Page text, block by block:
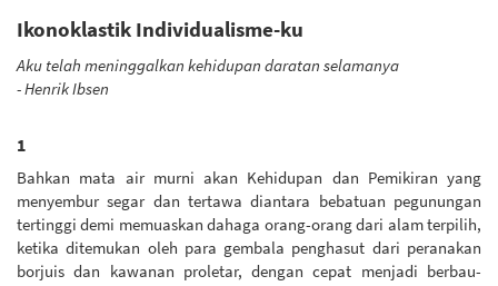
Ikonoklastik Individualisme-ku
Aku telah meninggalkan kehidupan daratan selamanya
- Henrik Ibsen
1
Bahkan mata air murni akan Kehidupan dan Pemikiran yang
menyembur segar dan tertawa diantara bebatuan pegunungan
tertinggi demi memuaskan dahaga orang-orang dari alam terpilih,
ketika ditemukan oleh para gembala penghasut dari peranakan
borjuis dan kawanan proletar, dengan cepat menjadi berbau-